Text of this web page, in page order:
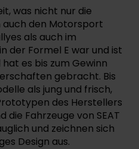
was nicht nur die
auch den Motorsport
als auch im
der Formel E war und ist
es bis zum Gewinn
gebracht. Bis
als jung und frisch,
des Herstellers
die Fahrzeuge von SEAT
und zeichnen sich
Design aus.